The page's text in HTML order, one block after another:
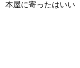
本屋に寄ったはいい